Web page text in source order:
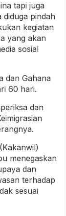
tapi juga
diduga pindah
kegiatan
yang akan
sosial
dan Gahana
60 hari.
dan
menegaskan
dan
terhadap
sesuai